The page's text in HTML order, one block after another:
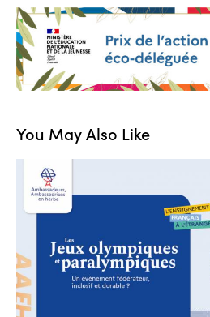
You May Also Like